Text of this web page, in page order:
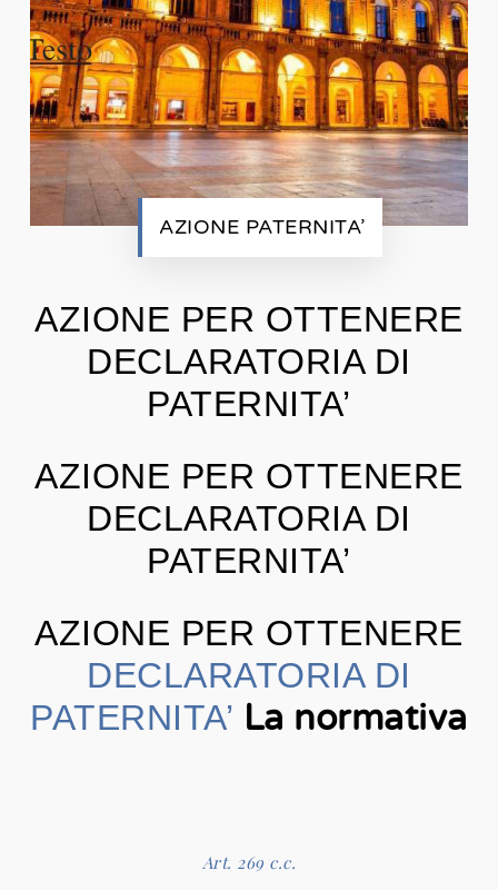
AZIONE PATERNITA’
AZIONE PER OTTENERE
DECLARATORIA DI
PATERNITA’
AZIONE PER OTTENERE
DECLARATORIA DI
PATERNITA’
AZIONE PER OTTENERE
DECLARATORIA DI
PATERNITA’ La normativa
Art. 269 c.c.